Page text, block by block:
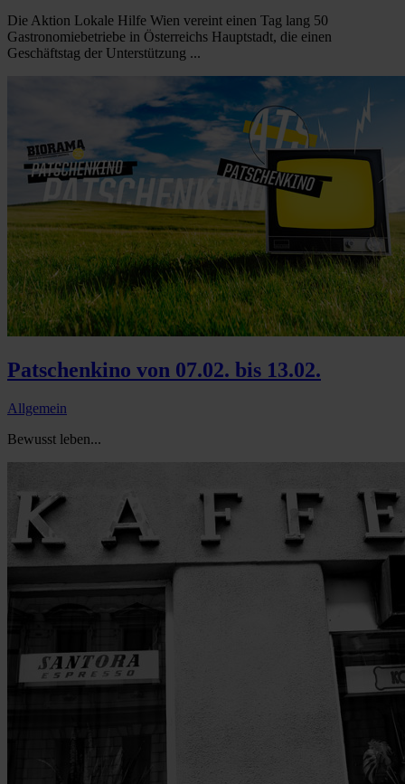
Die Aktion Lokale Hilfe Wien vereint einen Tag lang 50
Gastronomiebetriebe in Österreichs Hauptstadt, die einen
Geschäftstag der Unterstützung ...
Patschenkino von 07.02. bis 13.02.
Allgemein
Bewusst leben...